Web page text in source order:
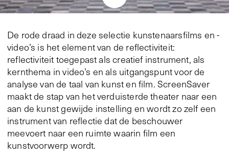
De rode draad in deze selectie kunstenaarsfilms en -
video’s is het element van de reflectiviteit:
reflectiviteit toegepast als creatief instrument, als
kernthema in video’s en als uitgangspunt voor de
analyse van de taal van kunst en film. ScreenSaver
maakt de stap van het verduisterde theater naar een
aan de kunst gewijde instelling en wordt zo zelf een
instrument van reflectie dat de beschouwer
meevoert naar een ruimte waarin film een
kunstvoorwerp wordt.